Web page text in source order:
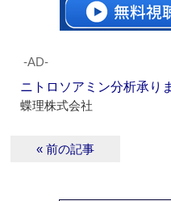
‐AD‐
ニトロソアミン分析承
蝶理株式会社
« 前の記事